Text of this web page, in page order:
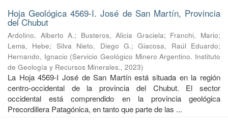
Hoja Geológica 4569-I. José de San Martín, Provincia
del Chubut
Ardolino, Alberto A.; Busteros, Alicia Graciela; Franchi, Mario;
Lema, Hebe; Silva Nieto, Diego G.;Giacosa, Raúl Eduardo;
Hernando, Ignacio (Servicio Geológico Minero Argentino. Instituto
de Geología y Recursos Minerales., 2023)
La Hoja 4569-I José de San Martín está situada en la región
centro-occidental de la provincia del Chubut. El sector
occidental está comprendido en la provincia geológica
Precordillera Patagónica, en tanto que parte de las ...